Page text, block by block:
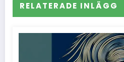
RELATERADE INLÄGG